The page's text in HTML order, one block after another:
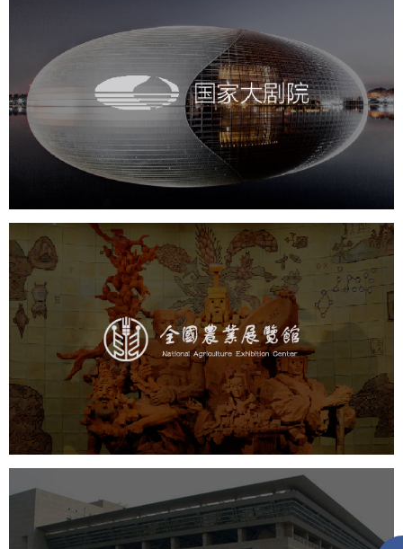
国家大剧院
文化艺术 剧院 智慧展馆 展馆网站建设
农业展览馆
文化艺术 展馆网站建设
博物馆展厅设计
数字博物馆建设
展厅空间设计
企业展厅设计
公司展厅设计
北京展厅设计 产品展厅设计
中国科学院文献情报中心